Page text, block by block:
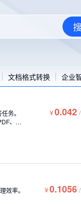
文档格式转换 企业
务。
、
￥0.042 /
效率。 ￥0.1056 /